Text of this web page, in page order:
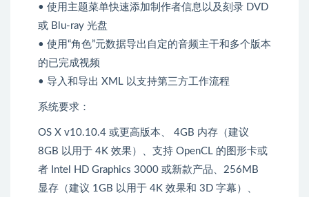
• 使用主题菜单快速添加制作者信息以及刻录 DVD
或 Blu-ray 光盘
• 使用“角色”元数据导出自定的音频主干和多个版本
的已完成视频
• 导入和导出 XML 以支持第三方工作流程
系统要求：
OS X v10.10.4 或更高版本、 4GB 内存（建议
8GB 以用于 4K 效果）、支持 OpenCL 的图形卡或
者 Intel HD Graphics 3000 或新款产品、256MB
显存（建议 1GB 以用于 4K 效果和 3D 字幕）、